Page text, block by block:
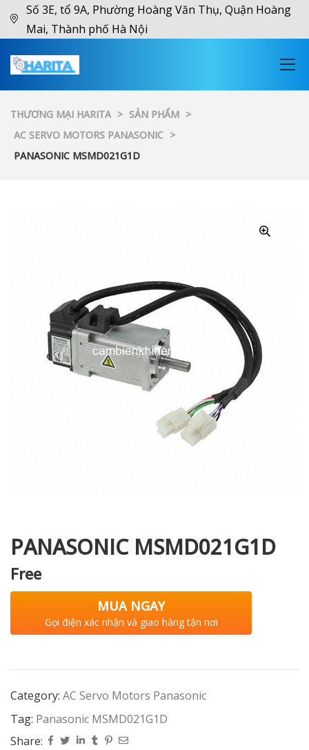
Số 3E, tổ 9A, Phường Hoàng Văn Thụ, Quận Hoàng
Mai, Thành phố Hà Nội
THƯƠNG MẠI HARITA > SẢN PHẨM >
AC SERVO MOTORS PANASONIC >
PANASONIC MSMD021G1D
PANASONIC MSMD021G1D
Free
MUA NGAY
Gọi điện xác nhận và giao hàng tận nơi
Category: AC Servo Motors Panasonic
Tag: Panasonic MSMD021G1D
Share: